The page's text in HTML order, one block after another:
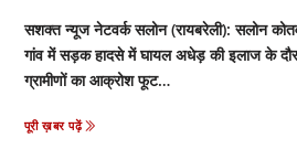
सशक्त न्यूज नेटवर्क सलोन (रायबरेली): सलोन
गांव में सड़क हादसे में घायल अधेड़ की इलाज के
ग्रामीणों का आक्रोश फूट…
पूरी ख़बर पढ़ें